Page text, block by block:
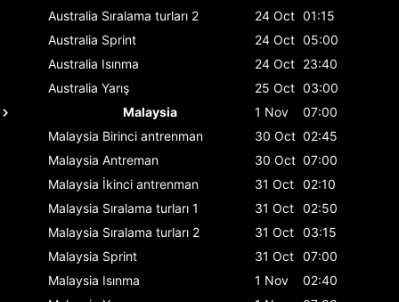
Australia Sıralama turları 2 24 Oct 01:15
Australia Sprint 24 Oct 05:00
Australia Isınma 24 Oct 23:40
Australia Yarış 25 Oct 03:00
Malaysia
1 Nov
07:00
Malaysia Birinci antrenman 30 Oct 02:45
Malaysia Antreman 30 Oct 07:00
Malaysia İkinci antrenman 31 Oct 02:10
Malaysia Sıralama turları 1 31 Oct 02:50
Malaysia Sıralama turları 2 31 Oct 03:15
Malaysia Sprint 31 Oct 07:00
Malaysia Isınma 1 Nov
02:40